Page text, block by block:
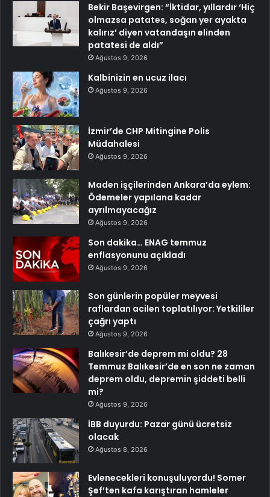
Bekir Başevirgen: “İktidar, yıllardır ‘Hiç
olmazsa patates, soğan yer ayakta
kalırız’ diyen vatandaşın elinden
patatesi de aldı”
Ağustos 9, 2026
Kalbinizin en ucuz ilacı
Ağustos 9, 2026
İzmir’de CHP Mitingine Polis
Müdahalesi
Ağustos 9, 2026
Maden işçilerinden Ankara’da eylem:
Ödemeler yapılana kadar
ayrılmayacağız
Ağustos 9, 2026
Son dakika… ENAG temmuz
enflasyonunu açıkladı
Ağustos 9, 2026
Son günlerin popüler meyvesi
raflardan acilen toplatılıyor: Yetkililer
çağrı yaptı
Ağustos 9, 2026
Balıkesir’de deprem mi oldu? 28
Temmuz Balıkesir’de en son ne zaman
deprem oldu, depremin şiddeti belli
mi?
Ağustos 9, 2026
İBB duyurdu: Pazar günü ücretsiz
olacak
Ağustos 8, 2026
Evlenecekleri konuşuluyordu! Somer
Şef’ten kafa karıştıran hamleler